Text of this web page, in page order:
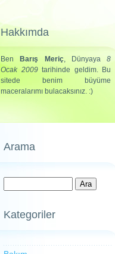
Hakkımda
Ben Barış Meriç, Dünyaya 8
Ocak 2009tarihinde geldim. Bu
sitede benim büyüme
maceralarımı bulacaksınız. :)
Arama
Kategoriler